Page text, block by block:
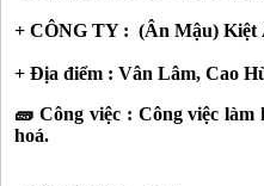
+ CÔNG TY : (Ân Mậu) Kiệt
+ Địa điểm : Vân Lâm, Cao
🧱 Công việc : Công việc
hoá.